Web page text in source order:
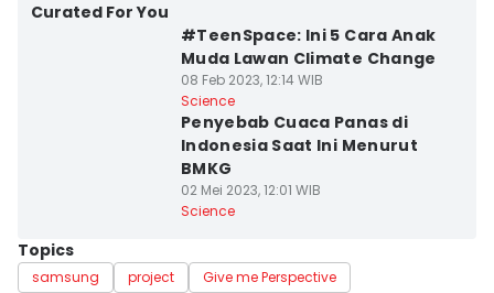
Curated For You
#TeenSpace: Ini 5 Cara Anak
Muda Lawan Climate Change
08 Feb 2023, 12:14 WIB
Science
Penyebab Cuaca Panas di
Indonesia Saat Ini Menurut
BMKG
02 Mei 2023, 12:01 WIB
Science
Topics
samsung project Give me Perspective